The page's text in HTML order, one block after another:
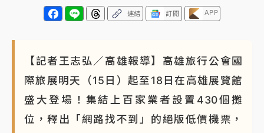
連結 訂閱 APP
【記者王志弘／高雄報導】高雄旅行公會國
際旅展明天（15日）起至18日在高雄展覽館
盛大登場！集結上百家業者設置430個攤
位，釋出「網路找不到」的絕版低價機票，